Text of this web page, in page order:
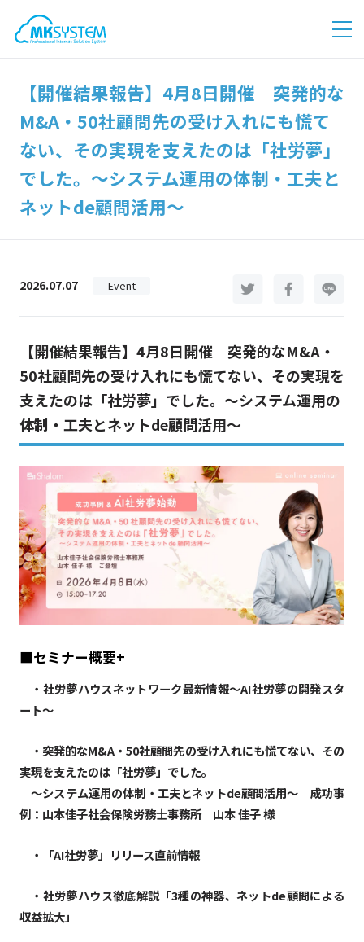
【開催結果報告】4月8日開催 突発的な
M&A・50社顧問先の受け入れにも慌て
ない、その実現を支えたのは「社労夢」
でした。～システム運用の体制・工夫と
ネットde顧問活用～
2026.07.07 Event
【開催結果報告】4月8日開催 突発的なM&A・
50社顧問先の受け入れにも慌てない、その実現を
支えたのは「社労夢」でした。～システム運用の
体制・工夫とネットde顧問活用～
■セミナー概要+
・社労夢ハウスネットワーク最新情報〜AI社労夢の開発スタ
ート〜
・突発的なM&A・50社顧問先の受け入れにも慌てない、その
実現を支えたのは「社労夢」でした。
～システム運用の体制・工夫とネットde顧問活用～ 成功事
例：山本佳子社会保険労務士事務所 山本 佳子 様
・「AI社労夢」リリース直前情報
・社労夢ハウス徹底解説「3種の神器、ネットde顧問による
収益拡大」